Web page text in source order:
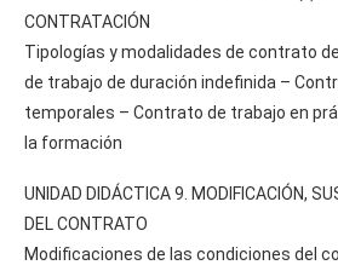
CONTRATACIÓN
Tipologías y modalidades de contrato
de trabajo de duración indefinida –
temporales – Contrato de trabajo en
la formación
UNIDAD DIDÁCTICA 9. MODIFICACIÓN,
DEL CONTRATO
Modificaciones de las condiciones del